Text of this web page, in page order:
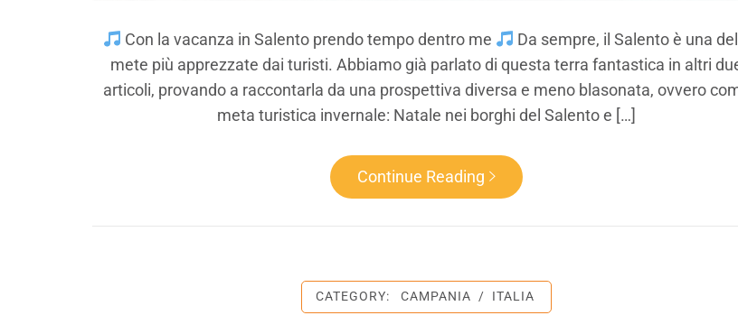
Con la vacanza in Salento prendo tempo dentro me
Da sempre, il Salento è una
mete più apprezzate dai turisti. Abbiamo già parlato di questa terra fantastica in altri
articoli, provando a raccontarla da una prospettiva diversa e meno blasonata, ovvero
meta turistica invernale: Natale nei borghi del Salento e […]
Continue Reading
CATEGORY: CAMPANIA / ITALIA